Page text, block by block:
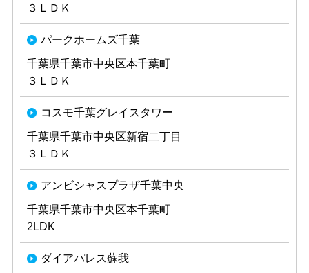
３ＬＤＫ
パークホームズ千葉
千葉県千葉市中央区本千葉町
３ＬＤＫ
コスモ千葉グレイスタワー
千葉県千葉市中央区新宿二丁目
３ＬＤＫ
アンビシャスプラザ千葉中央
千葉県千葉市中央区本千葉町
2LDK
ダイアパレス蘇我